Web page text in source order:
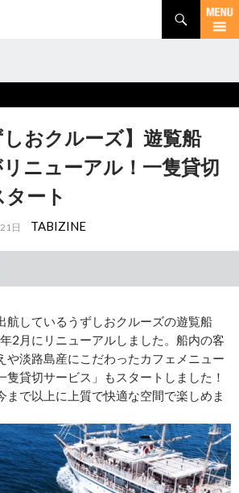
しおクルーズ】遊覧船
リニューアル！一隻貸切
ート
日 TABIZINE
航しているうずしおクルーズの遊覧船
2月にリニューアルしました。船内の客
や淡路島産にこだわったカフェメニュー
隻貸切サービス」もスタートしました！
まで以上に上質で快適な空間で楽しめま